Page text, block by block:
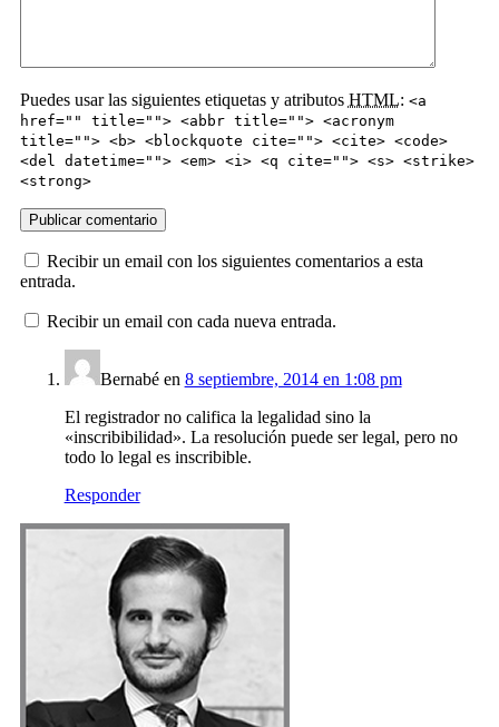
Puedes usar las siguientes etiquetas y atributos HTML: <a
href="" title=""> <abbr title=""> <acronym
title=""> <b> <blockquote cite=""> <cite> <code>
<del datetime=""> <em> <i> <q cite=""> <s> <strike>
<strong>
Recibir un email con los siguientes comentarios a esta
entrada.
Recibir un email con cada nueva entrada.
Bernabéen 8 septiembre, 2014 en 1:08 pm
El registrador no califica la legalidad sino la
«inscribibilidad». La resolución puede ser legal, pero no
todo lo legal es inscribible.
Responder